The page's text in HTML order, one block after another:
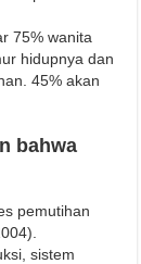
75% wanita
hidupnya dan
45% akan
bahwa
pemutihan
sistem